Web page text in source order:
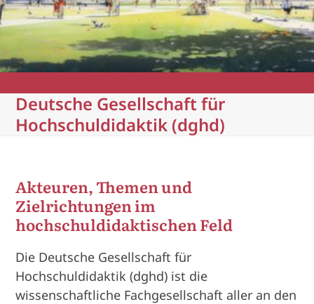
Deutsche Gesellschaft für
Hochschuldidaktik (dghd)
Akteuren, Themen und
Zielrichtungen im
hochschuldidaktischen Feld
Die Deutsche Gesellschaft für
Hochschuldidaktik (dghd) ist die
wissenschaftliche Fachgesellschaft aller an den